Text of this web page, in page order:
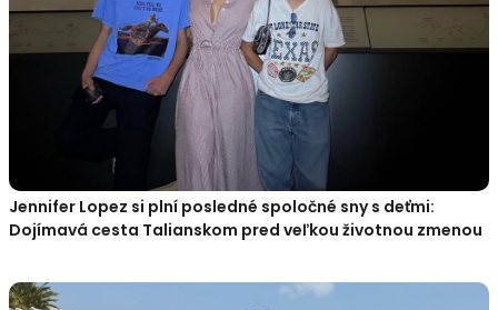
Jennifer Lopez si plní posledné spoločné sny s deťmi:
Dojímavá cesta Talianskom pred veľkou životnou zmenou